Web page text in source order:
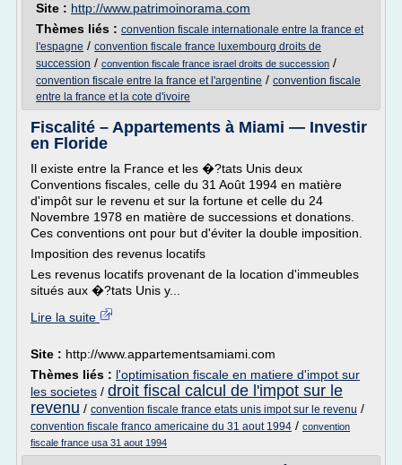
Site : http://www.patrimoinorama.com
Thèmes liés : convention fiscale internationale entre la france et
l'espagne / convention fiscale france luxembourg droits de
succession / convention fiscale france israel droits de succession /
convention fiscale entre la france et l'argentine / convention fiscale
entre la france et la cote d'ivoire
Fiscalité – Appartements à Miami — Investir
en Floride
Il existe entre la France et les �?tats Unis deux
Conventions fiscales, celle du 31 Août 1994 en matière
d'impôt sur le revenu et sur la fortune et celle du 24
Novembre 1978 en matière de successions et donations.
Ces conventions ont pour but d'éviter la double imposition.
Imposition des revenus locatifs
Les revenus locatifs provenant de la location d'immeubles
situés aux �?tats Unis y...
Lire la suite
Site : http://www.appartementsamiami.com
Thèmes liés : l'optimisation fiscale en matiere d'impot sur
les societes / droit fiscal calcul de l'impot sur le
revenu / convention fiscale france etats unis impot sur le revenu /
convention fiscale franco americaine du 31 aout 1994 / convention
fiscale france usa 31 aout 1994